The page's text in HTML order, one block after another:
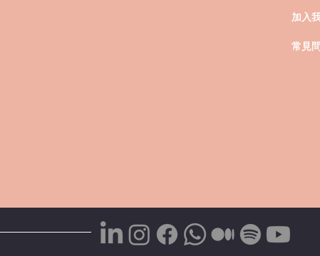
式AI工具 ，從概念到實踐一氣呵成。
藉我們豐富的教學經驗及在高等教育
實的AI應用實踐，我們分享近期於新
加入
常見